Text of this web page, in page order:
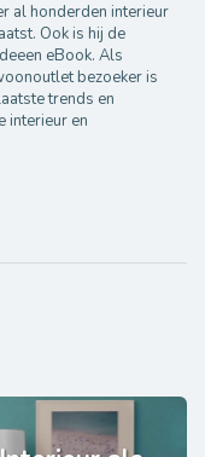
al honderden interieur
Ook is hij de
eBook. Als
bezoeker is
trends en
interieur en